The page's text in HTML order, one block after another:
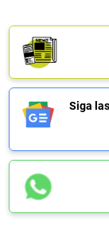
Siga